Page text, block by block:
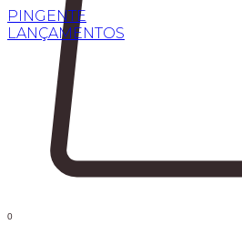
PINGENTE
LANÇAMENTOS
0